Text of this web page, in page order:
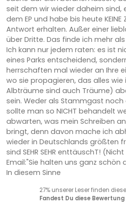
seit dem wir wieder daheim sind,
dem EP und habe bis heute KEINE
Antwort erhalten. Außer einer
über Dritte. Das finde ich mehr
Ich kann nur jedem raten: es ist
eines Parks entscheidend,
herrschaften mal wieder an Ihre
wo sie propagieren, das alles
Albträume sind auch Träume)
sein. Weder als Stammgast noch
sollte man so NICHT behandelt
abwarten, was mein Schreiben
bringt, denn davon mache ich
wieder in Deutschlands größten
sind SEHR SEHR enttäuschT!
Email:"Sie halten uns ganz schön
In diesem Sinne
27% unserer Leser finden
Fandest Du diese